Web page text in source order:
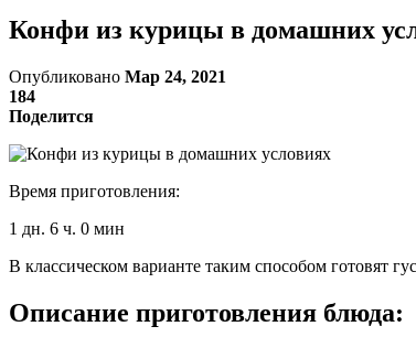
Конфи из курицы в домашних
Опубликовано Мар 24, 2021
184
Поделится
Время приготовления:
1 дн. 6 ч. 0 мин
В классическом варианте таким способом готовят
Описание приготовления блюда: